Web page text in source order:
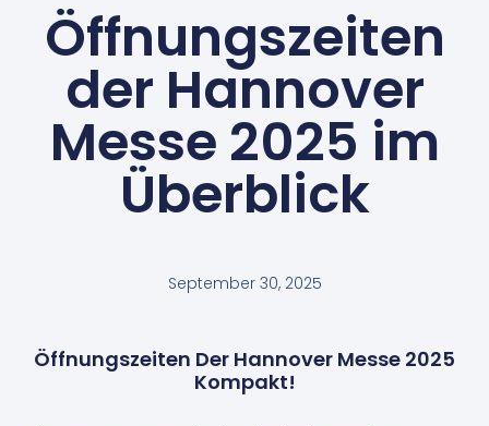
Öffnungszeiten
der Hannover
Messe 2025 im
Überblick
September 30, 2025
Öffnungszeiten Der Hannover Messe 2025
Kompakt!